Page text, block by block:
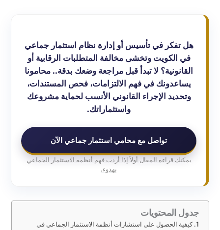
هل تفكر في تأسيس أو إدارة نظام استثمار جماعي
في الكويت وتخشى مخالفة المتطلبات الرقابية أو
القانونية؟ لا تبدأ قبل مراجعة وضعك بدقة.. محامونا
يساعدونك في فهم الالتزامات، فحص المستندات،
وتحديد الإجراء القانوني الأنسب لحماية مشروعك
واستثماراتك.
تواصل مع محامي استثمار جماعي الآن
يمكنك قراءة المقال أولاً إذا أردت فهم أنظمة الاستثمار الجماعي
بهدوء.
جدول المحتويات
كيفية الحصول على استشارات أنظمة الاستثمار الجماعي في